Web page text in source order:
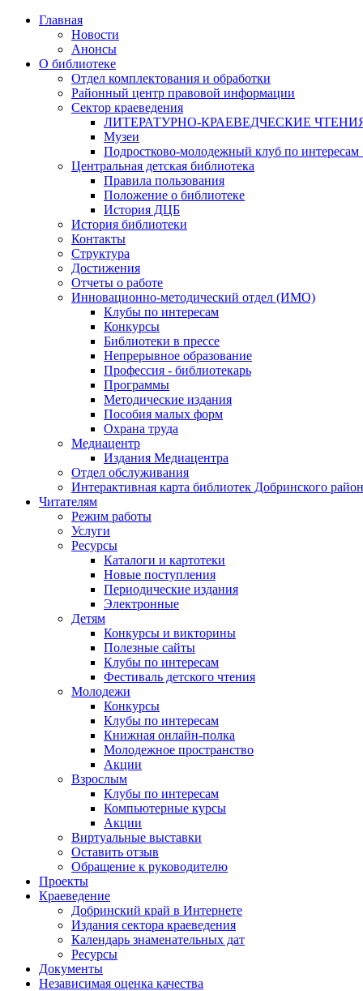
Главная
Новости
Анонсы
О библиотеке
Отдел комплектования и обработки
Районный центр правовой информации
Сектор краеведения
ЛИТЕРАТУРНО-КРАЕВЕДЧЕСКИЕ
Музеи
Подростково-молодежный клуб по интересам
Центральная детская библиотека
Правила пользования
Положение о библиотеке
История ДЦБ
История библиотеки
Контакты
Структура
Достижения
Отчеты о работе
Инновационно-методический отдел (ИМО)
Клубы по интересам
Конкурсы
Библиотеки в прессе
Непрерывное образование
Профессия - библиотекарь
Программы
Методические издания
Пособия малых форм
Охрана труда
Медиацентр
Издания Медиацентра
Отдел обслуживания
Интерактивная карта библиотек Добринского
Читателям
Режим работы
Услуги
Ресурсы
Каталоги и картотеки
Новые поступления
Периодические издания
Электронные
Детям
Конкурсы и викторины
Полезные сайты
Клубы по интересам
Фестиваль детского чтения
Молодежи
Конкурсы
Клубы по интересам
Книжная онлайн-полка
Молодежное пространство
Акции
Взрослым
Клубы по интересам
Компьютерные курсы
Акции
Виртуальные выставки
Оставить отзыв
Обращение к руководителю
Проекты
Краеведение
Добринский край в Интернете
Издания сектора краеведения
Календарь знаменательных дат
Ресурсы
Документы
Независимая оценка качества